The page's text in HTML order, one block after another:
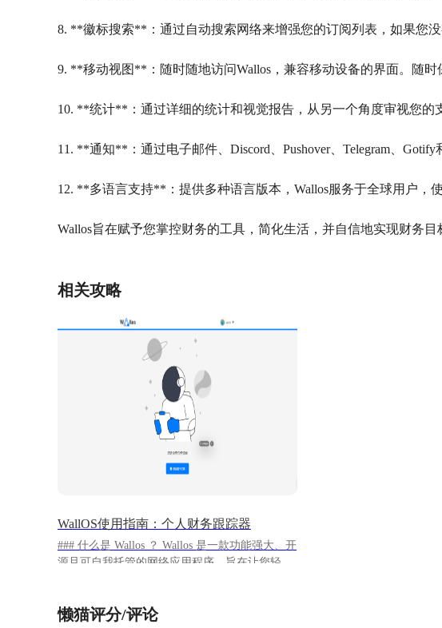
8. **徽标搜索**：通过自动搜索网络来增强您的订阅列表，如果您没
9. **移动视图**：随时随地访问Wallos，兼容移动设备的界面。随时
10. **统计**：通过详细的统计和视觉报告，从另一个角度审视您的
11. **通知**：通过电子邮件、Discord、Pushover、Telegram、
12. **多语言支持**：提供多种语言版本，Wallos服务于全球用户，
Wallos旨在赋予您掌控财务的工具，简化生活，并自信地实现财务目
相关攻略
WallOS使用指南：个人财务跟踪器
### 什么是 Wallos ？ Wallos 是一款功能强大、开
源且可自我托管的网络应用程序，旨在让您轻松
控制财务生活。 #### 软件特点 订阅管理：跟踪
懒猫评分/评论